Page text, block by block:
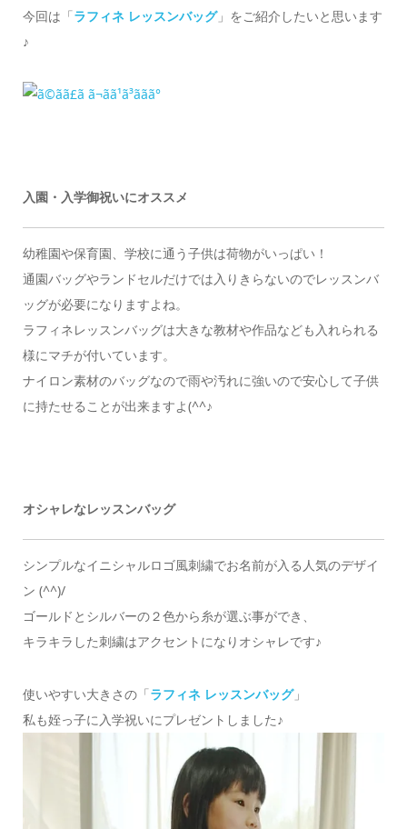
今回は「ラフィネ レッスンバッグ」をご紹介したいと思います
♪
入園・入学御祝いにオススメ
幼稚園や保育園、学校に通う子供は荷物がいっぱい！
通園バッグやランドセルだけでは入りきらないのでレッスンバ
ッグが必要になりますよね。
ラフィネレッスンバッグは大きな教材や作品なども入れられる
様にマチが付いています。
ナイロン素材のバッグなので雨や汚れに強いので安心して子供
に持たせることが出来ますよ(^^♪
オシャレなレッスンバッグ
シンプルなイニシャルロゴ風刺繍でお名前が入る人気のデザイ
ン (^^)/
ゴールドとシルバーの２色から糸が選ぶ事ができ、
キラキラした刺繍はアクセントになりオシャレです♪
使いやすい大きさの「ラフィネ レッスンバッグ」
私も姪っ子に入学祝いにプレゼントしました♪